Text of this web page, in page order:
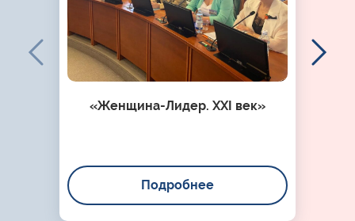
«Женщина-Лидер. XXI век»
Подробнее